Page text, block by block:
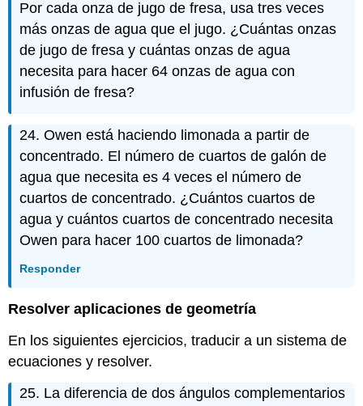
Por cada onza de jugo de fresa, usa tres veces
más onzas de agua que el jugo. ¿Cuántas onzas
de jugo de fresa y cuántas onzas de agua
necesita para hacer 64 onzas de agua con
infusión de fresa?
24. Owen está haciendo limonada a partir de
concentrado. El número de cuartos de galón de
agua que necesita es 4 veces el número de
cuartos de concentrado. ¿Cuántos cuartos de
agua y cuántos cuartos de concentrado necesita
Owen para hacer 100 cuartos de limonada?
Responder
Resolver aplicaciones de geometría
En los siguientes ejercicios, traducir a un sistema de
ecuaciones y resolver.
25. La diferencia de dos ángulos complementarios